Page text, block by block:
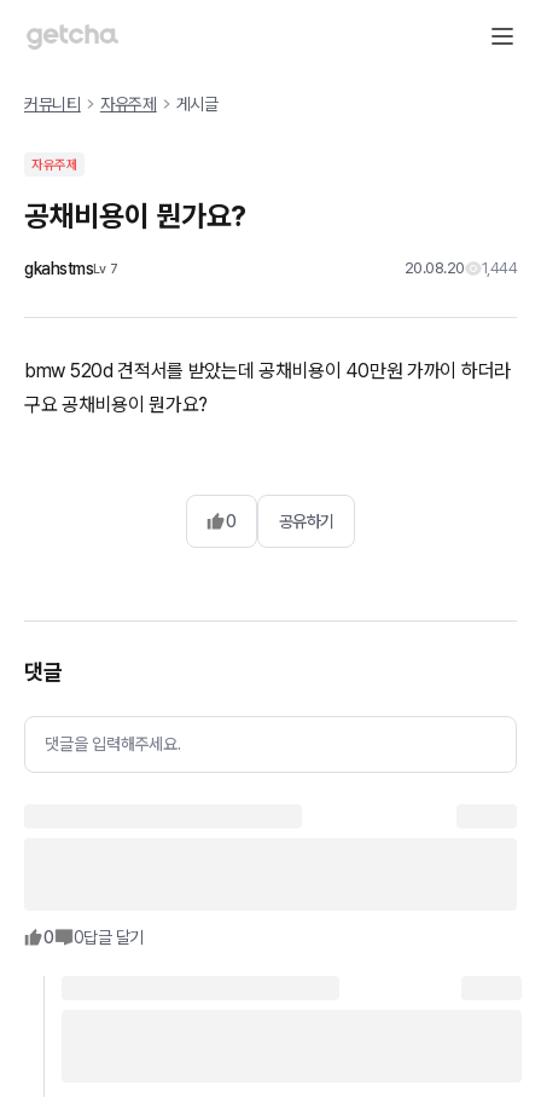
커뮤니티 자유주제 게시글
자유주제
공채비용이 뭔가요?
gkahstmsLv 7 20.08.20 1,444
bmw 520d 견적서를 받았는데 공채비용이 40만원 가까이 하더라
구요 공채비용이 뭔가요?
0 공유하기
댓글
댓글을 입력해주세요.
0 0답글 달기